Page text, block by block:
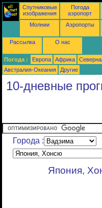
Спутниковые
изображения
Погода
аэропорт
Молнии Аэропорты
Рассылка
О нас
Погода : Европа Африка
Австралия-Океания
Другие
10-дневные
Города :
Япония,